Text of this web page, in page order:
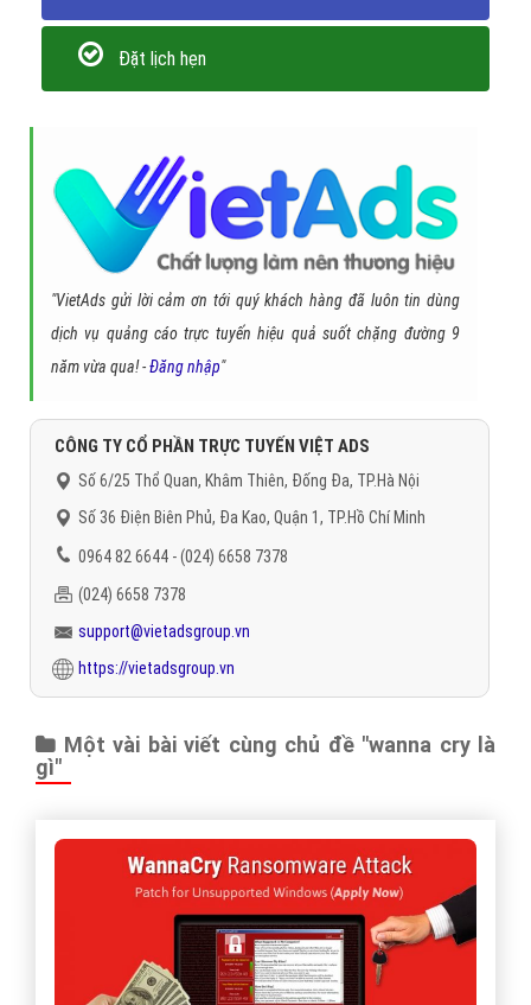
Đặt lịch hẹn
"VietAds gửi lời cảm ơn tới quý khách hàng đã luôn tin dùng
dịch vụ quảng cáo trực tuyến hiệu quả suốt chặng đường 9
năm vừa qua! -Đăng nhập"
CÔNG TY CỔ PHẦN TRỰC TUYẾN VIỆT ADS
Số 6/25 Thổ Quan, Khâm Thiên, Đống Đa, TP.Hà Nội
Số 36 Điện Biên Phủ, Đa Kao, Quận 1, TP.Hồ Chí Minh
0964 82 6644 - (024) 6658 7378
(024) 6658 7378
support@vietadsgroup.vn
https://vietadsgroup.vn
Một vài bài viết cùng chủ đề "wanna cry là
gì"